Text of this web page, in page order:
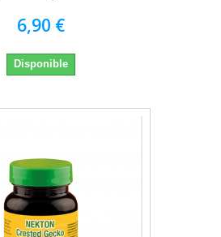
6,90 €
Disponible